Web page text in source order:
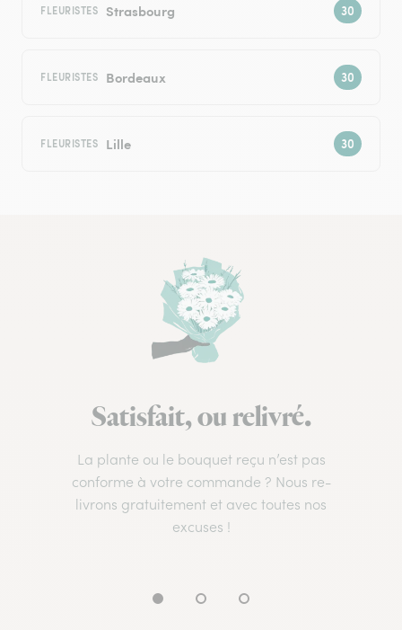
FLEURISTES Strasbourg
FLEURISTES Bordeaux
FLEURISTES Lille
Satisfait, ou relivré.
La plante ou le bouquet reçu n’est pas
conforme à votre commande ? Nous re-
livrons gratuitement et avec toutes nos
excuses !